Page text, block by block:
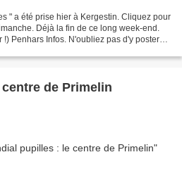
" a été prise hier à Kergestin. Cliquez pour
Déjà la fin de ce long week-end.
Penhars Infos. N'oubliez pas d'y poster
de Primelin